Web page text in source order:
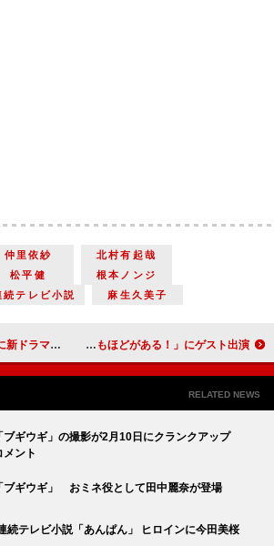
仲里依紗
北村有起哉
松平健
根本ノンジ
続テレビ小説 麻生久美子
タート 花咲舞が再び！ 主演は今田美桜 錦戸亮が約10年ぶりのTBSドラマ出演 「不適切にもほどがある！」にゲスト出演
RELATED NEWS
ブギウギ」の撮影が2月10日にクランクアップ
メント
ブギウギ」 おミネ役として田中麗奈が登場
続テレビ小説「あんぱん」 ヒロインに今田美桜